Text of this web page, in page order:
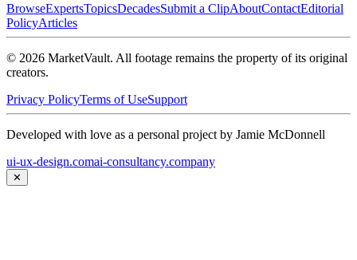
BrowseExpertsTopicsDecadesSubmit a ClipAboutContactEditorial
PolicyArticles
© 2026 MarketVault. All footage remains the property of its original
creators.
Privacy PolicyTerms of UseSupport
Developed with love as a personal project by Jamie McDonnell
ui-ux-design.comai-consultancy.company
✕